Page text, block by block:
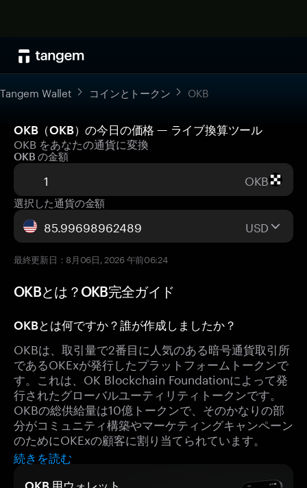
Tangem Wallet コインとトークン OKB
OKB（OKB）の今日の価格 — ライブ換算ツール
OKB をあなたの通貨に変換
OKB の金額
OKB
選択した通貨の金額
USD
最終更新日：8月06日, 2026 午前06:24
OKBとは？OKB完全ガイド
OKBとは何ですか？誰が作成しましたか？
OKBは、取引量で2番目に人気のある暗号通貨取引所
であるOKExが発行したプラットフォームトークンで
す。これは、OK Blockchain Foundationによって発
行されたグローバルユーティリティトークンです。
OKBの総供給量は10億トークンで、そのかなりの部
分がコミュニティ構築やマーケティングキャンペーン
のためにOKExの顧客に割り当てられています。
続きを読む
OKB 用ウォレット